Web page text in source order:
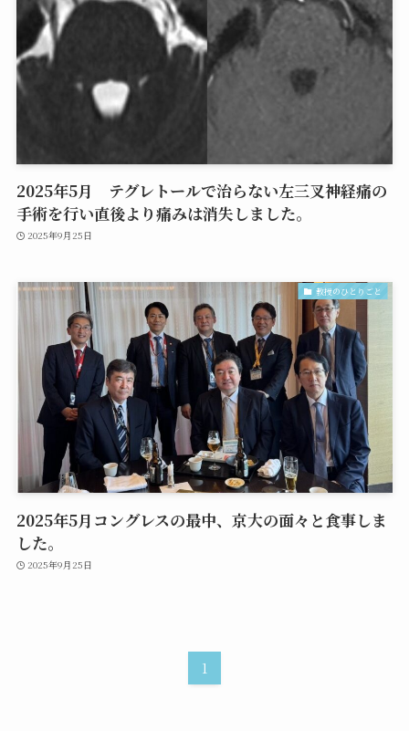
2025年5月 テグレトールで治らない左三叉神経痛の
手術を行い直後より痛みは消失しました。
2025年9月25日
教授のひとりごと
2025年5月コングレスの最中、京大の面々と食事しま
した。
2025年9月25日
1